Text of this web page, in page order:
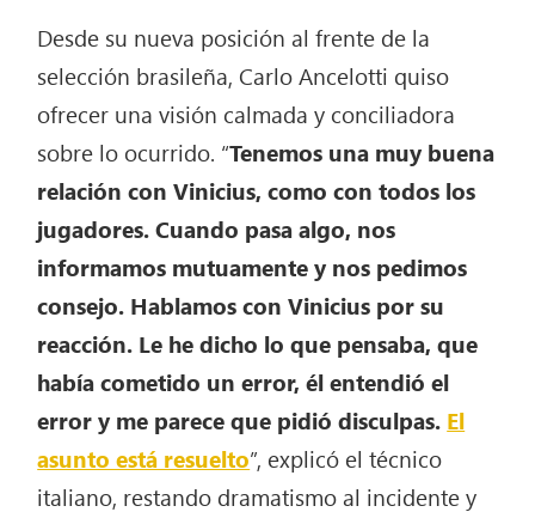
Desde su nueva posición al frente de la
selección brasileña, Carlo Ancelotti quiso
ofrecer una visión calmada y conciliadora
sobre lo ocurrido. “Tenemos una muy buena
relación con Vinicius, como con todos los
jugadores. Cuando pasa algo, nos
informamos mutuamente y nos pedimos
consejo. Hablamos con Vinicius por su
reacción. Le he dicho lo que pensaba, que
había cometido un error, él entendió el
error y me parece que pidió disculpas. El
asunto está resuelto”, explicó el técnico
italiano, restando dramatismo al incidente y